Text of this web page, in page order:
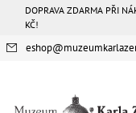
DOPRAVA ZDARMA PŘI
KČ!
eshop@